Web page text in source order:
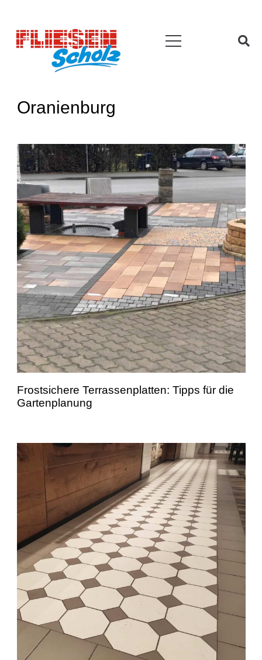
Oranienburg
Frostsichere Terrassenplatten: Tipps für die
Gartenplanung